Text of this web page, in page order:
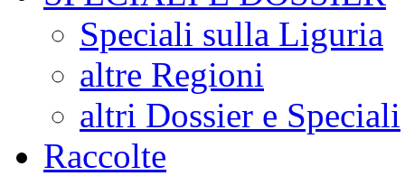
Speciali sulla Liguria
altre Regioni
altri Dossier e Speciali
Raccolte